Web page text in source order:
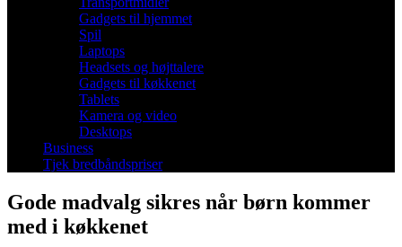
Gadgets til hjemmet
Spil
Laptops
Headsets og højttalere
Gadgets til køkkenet
Tablets
Kamera og video
Desktops
Business
Tjek bredbåndspriser
Gode madvalg sikres når børn kommer
med i køkkenet